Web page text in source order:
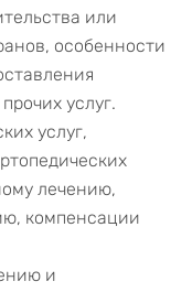
или
особенности
услуг.
услуг,
лечению,
компенсации
и